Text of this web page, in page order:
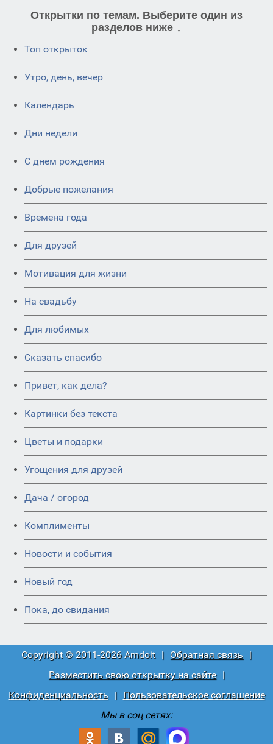
Открытки по темам. Выберите один из
разделов ниже ↓
Топ открыток
Утро, день, вечер
Календарь
Дни недели
C днем рождения
Добрые пожелания
Времена года
Для друзей
Мотивация для жизни
На свадьбу
Для любимых
Сказать спасибо
Привет, как дела?
Картинки без текста
Цветы и подарки
Угощения для друзей
Дача / огород
Комплименты
Новости и события
Новый год
Пока, до свидания
Copyright © 2011-2026 Amdoit | Обратная связь |
Разместить свою открытку на сайте
|
Конфиденциальность
|
Пользовательское соглашение
Мы в соц сетях: